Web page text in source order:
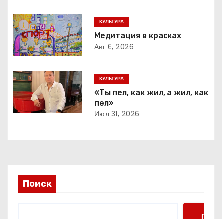
ц
и
я
п
о
з
и
с
КУЛЬТУРА
Медитация в красках
Авг 6, 2026
КУЛЬТУРА
«Ты пел, как жил, а жил, как
пел»
Июл 31, 2026
Поиск
Поиск